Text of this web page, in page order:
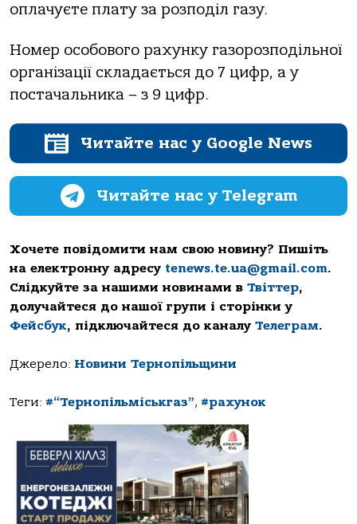
оплачуєте плату за розподіл газу.
Номер особового рахунку газорозподільної
організації складається до 7 цифр, а у
постачальника – з 9 цифр.
Читайте нас у Google News
Читайте нас у Telegram
Хочете повідомити нам свою новину? Пишіть
на електронну адресу tenews.te.ua@gmail.com.
Слідкуйте за нашими новинами в Твіттер,
долучайтеся до нашої групи і сторінки у
Фейсбук, підключайтеся до каналу Телеграм.
Джерело: Новини Тернопільщини
Теги: #“Тернопільміськгаз”, #рахунок